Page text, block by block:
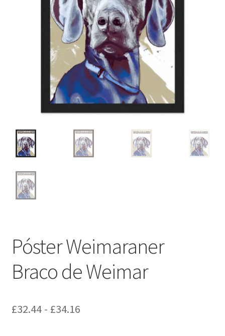
Póster Weimaraner
Braco de Weimar
£32.44 - £34.16Rango